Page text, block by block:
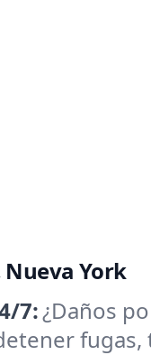
Nueva York
7:¿Daños